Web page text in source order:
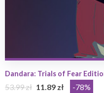
Dandara: Trials of Fear
53.99 zł 11.89 zł -78%